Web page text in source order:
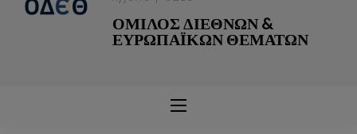
ΟΜΙΛΟΣ ΔΙΕΘΝΩΝ &
ΕΥΡΩΠΑΪΚΩΝ ΘΕΜΑΤΩΝ